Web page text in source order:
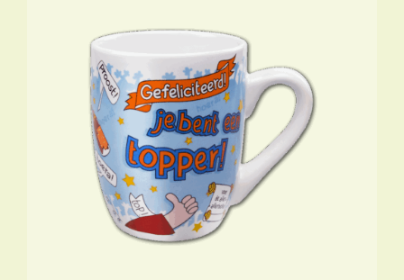
TOEVOEGEN AAN WINKELWAGEN
DETAILS